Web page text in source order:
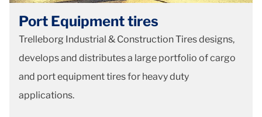
Port Equipment tires
Trelleborg Industrial & Construction Tires designs,
develops and distributes a large portfolio of cargo
and port equipment tires for heavy duty
applications.